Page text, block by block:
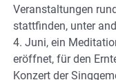
Veranstaltungen
stattfinden, unter
4. Juni, ein
eröffnet, für den
Konzert der